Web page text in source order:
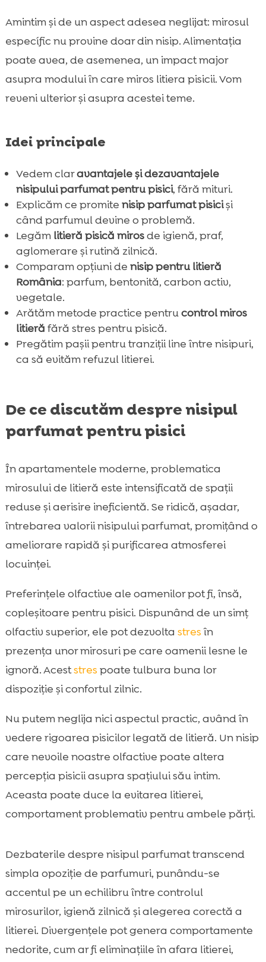
Amintim și de un aspect adesea neglijat: mirosul
específic nu provine doar din nisip. Alimentația
poate avea, de asemenea, un impact major
asupra modului în care miros litiera pisicii. Vom
reveni ulterior și asupra acestei teme.
Idei principale
Vedem claravantajele și dezavantajele
nisipului parfumat pentru pisici, fără mituri.
Explicăm ce promite nisip parfumat pisiciși
când parfumul devine o problemă.
Legăm litieră pisică mirosde igienă, praf,
aglomerare și rutină zilnică.
Comparam opțiuni de nisip pentru litieră
România: parfum, bentonită, carbon activ,
vegetale.
Arătăm metode practice pentrucontrol miros
litieră fără stres pentru pisică.
Pregătim pașii pentru tranziții line între nisipuri,
ca să evităm refuzul litierei.
De ce discutăm despre nisipul
parfumat pentru pisici
În apartamentele moderne, problematica
mirosului de litieră este intensificată de spații
reduse și aerisire ineficientă. Se ridică, așadar,
întrebarea valorii nisipului parfumat, promițând o
ameliorare rapidă și purificarea atmosferei
locuinței.
Preferințele olfactive ale oamenilor pot fi, însă,
copleșitoare pentru pisici. Dispunând de un simț
olfactiv superior, ele pot dezvolta stres în
prezența unor mirosuri pe care oamenii lesne le
ignoră. Aceststres poate tulbura buna lor
dispoziție și confortul zilnic.
Nu putem neglija nici aspectul practic, având în
vedere rigoarea pisicilor legată de litieră. Un nisip
care nevoile noastre olfactive poate altera
percepția pisicii asupra spațiului său intim.
Aceasta poate duce la evitarea litierei,
comportament problemativ pentru ambele părți.
Dezbaterile despre nisipul parfumat transcend
simpla opoziție de parfumuri, punându-se
accentul pe un echilibru între controlul
mirosurilor, igienă zilnică și alegerea corectă a
litierei. Divergențele pot genera comportamente
nedorite, cum ar fi eliminațiile în afara litierei,